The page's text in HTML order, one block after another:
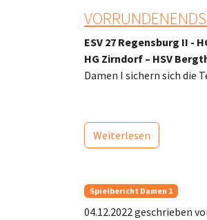
ESV 27 Regensburg II -
HG Zirndorf – HSV
Damen I sichern sich die
Weiterlesen
Spielbericht Damen 1
04.12.2022geschrieben